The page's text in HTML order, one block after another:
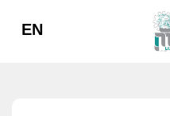
EN